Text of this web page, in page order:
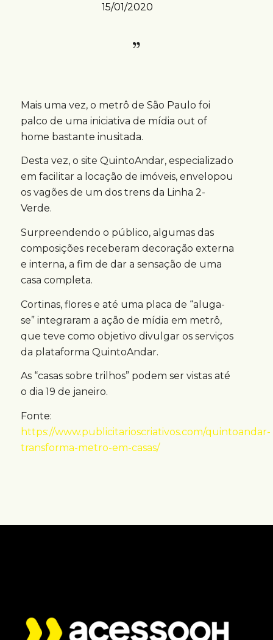
15/01/2020
Mais uma vez, o metrô de São Paulo foi
palco de uma iniciativa de mídia out of
home bastante inusitada.
Desta vez, o site QuintoAndar, especializado
em facilitar a locação de imóveis, envelopou
os vagões de um dos trens da Linha 2-
Verde.
Surpreendendo o público, algumas das
composições receberam decoração externa
e interna, a fim de dar a sensação de uma
casa completa.
Cortinas, flores e até uma placa de “aluga-
se” integraram a ação de mídia em metrô,
que teve como objetivo divulgar os serviços
da plataforma QuintoAndar.
As “casas sobre trilhos” podem ser vistas até
o dia 19 de janeiro.
Fonte:
https://www.publicitarioscriativos.com/quintoandar-
transforma-metro-em-casas/